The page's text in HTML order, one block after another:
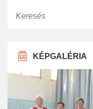
KÉPGALÉRIA